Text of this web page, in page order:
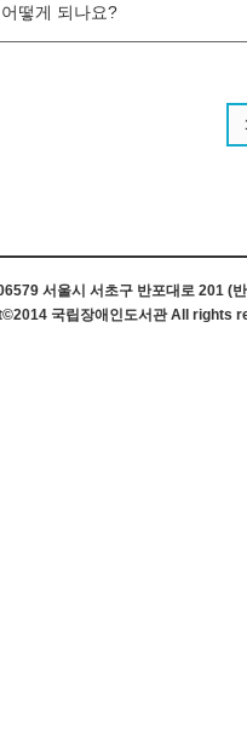
떻게 되나요?
서울시 서초구 반포대로 201 (
국립장애인도서관 All rights